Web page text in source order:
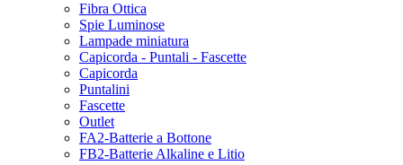
Fibra Ottica
Spie Luminose
Lampade miniatura
Capicorda - Puntali - Fascette
Capicorda
Puntalini
Fascette
Outlet
FA2-Batterie a Bottone
FB2-Batterie Alkaline e Litio